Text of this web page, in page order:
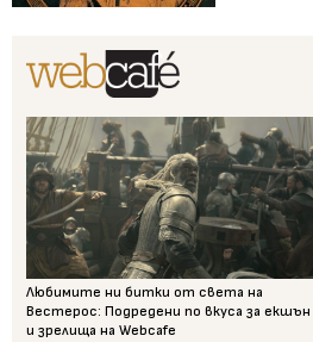
Любимите ни битки от света на
Вестерос: Подредени по вкуса за екшън
и зрелища на Webcafe